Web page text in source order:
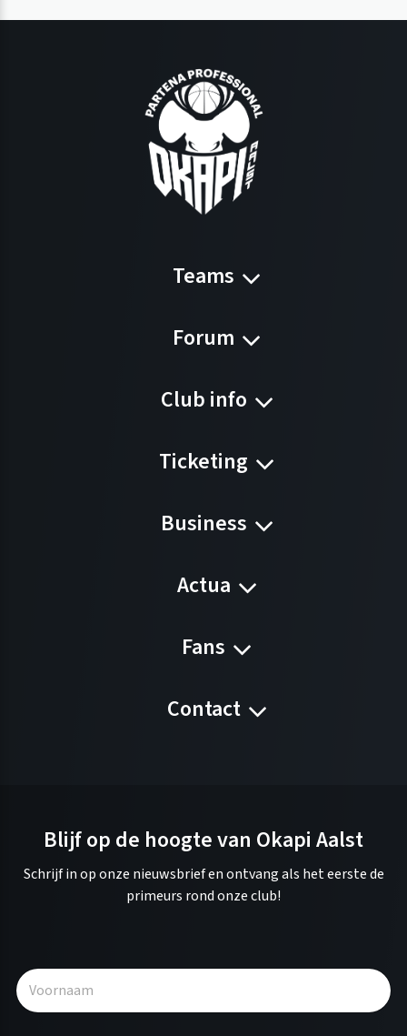
Teams
Forum
Club info
Ticketing
Business
Actua
Fans
Contact
Blijf op de hoogte van Okapi Aalst
Schrijf in op onze nieuwsbrief en ontvang als het eerste de
primeurs rond onze club!
l